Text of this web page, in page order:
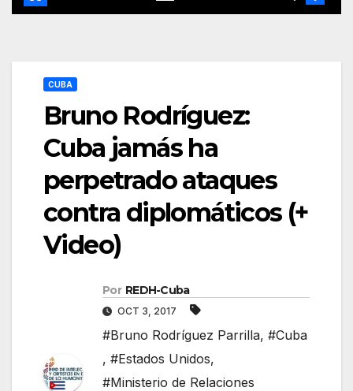
CUBA
Bruno Rodríguez:
Cuba jamás ha
perpetrado ataques
contra diplomáticos (+
Video)
Por REDH-Cuba
OCT 3, 2017
#Bruno Rodríguez Parrilla, #Cuba
, #Estados Unidos,
#Ministerio de Relaciones